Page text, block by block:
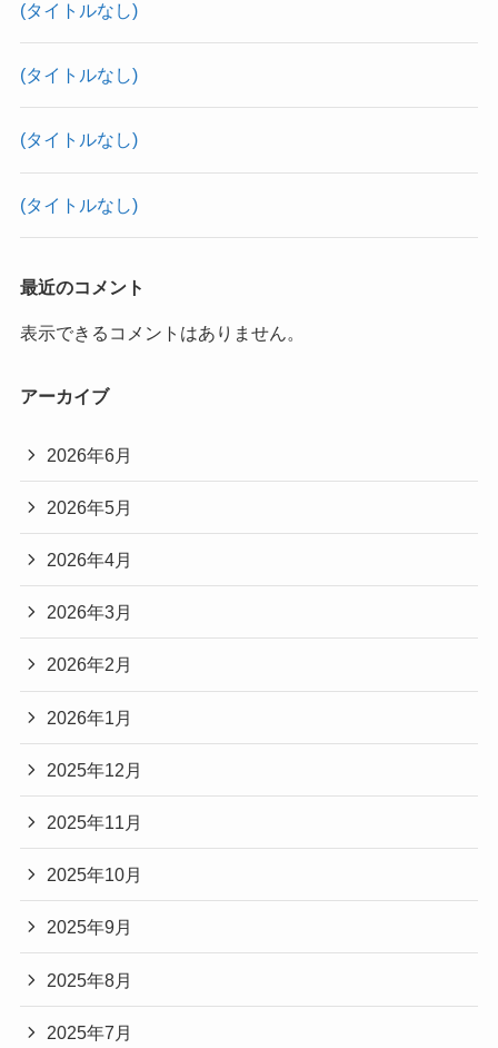
(タイトルなし)
(タイトルなし)
(タイトルなし)
(タイトルなし)
最近のコメント
表示できるコメントはありません。
アーカイブ
2026年6月
2026年5月
2026年4月
2026年3月
2026年2月
2026年1月
2025年12月
2025年11月
2025年10月
2025年9月
2025年8月
2025年7月